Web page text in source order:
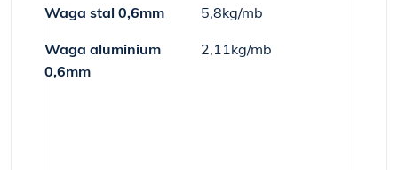
Waga stal 0,6mm
Waga aluminium
0,6mm
5,8kg/mb
2,11kg/mb